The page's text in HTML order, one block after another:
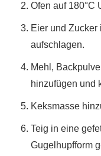
Ofen auf 180°C
Eier und
aufschlagen.
Mehl,
hinzufügen und
Keksmasse
Teig in eine
Gugelhupfform